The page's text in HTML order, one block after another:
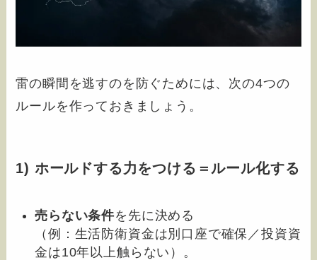
雷の瞬間を逃すのを防ぐためには、次の4つの
ルールを作っておきましょう。
1) ホールドする力をつける＝ルール化する
売らない条件を先に決める
（例：生活防衛資金は別口座で確保／投資資
金は10年以上触らない）。